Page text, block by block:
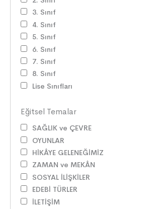
3. Sınıf
4. Sınıf
5. Sınıf
6. Sınıf
7. Sınıf
8. Sınıf
Lise Sınıfları
Eğitsel Temalar
SAĞLIK ve ÇEVRE
OYUNLAR
HİKÂYE GELENEĞİMİZ
ZAMAN ve MEKÂN
SOSYAL İLİŞKİLER
EDEBİ TÜRLER
İLETİŞİM